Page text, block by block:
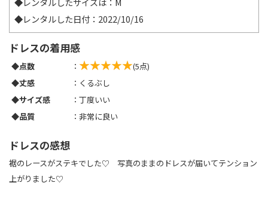
◆レンタルした日付：2022/10/16
ドレスの着用感
◆点数 ：
(5点)
◆丈感
：くるぶし
◆サイズ感
：丁度いい
◆品質
：非常に良い
ドレスの感想
裾のレースがステキでした♡ 写真のままのドレスが届いてテンション
上がりました♡